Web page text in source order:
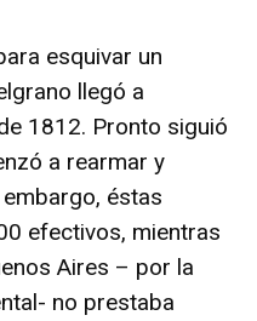
esquivar un
llegó a
1812. Pronto siguió
a rearmar y
éstas
efectivos, mientras
Aires – por la
no prestaba